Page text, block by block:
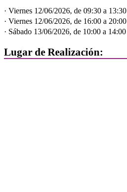
· Viernes 12/06/2026, de 09:30 a 13:30
· Viernes 12/06/2026, de 16:00 a 20:00
· Sábado 13/06/2026, de 10:00 a 14:00
Lugar de Realización: